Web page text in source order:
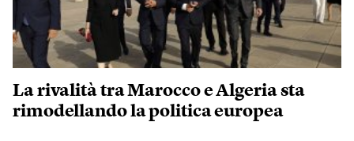
La rivalità tra Marocco e Algeria sta
rimodellando la politica europea